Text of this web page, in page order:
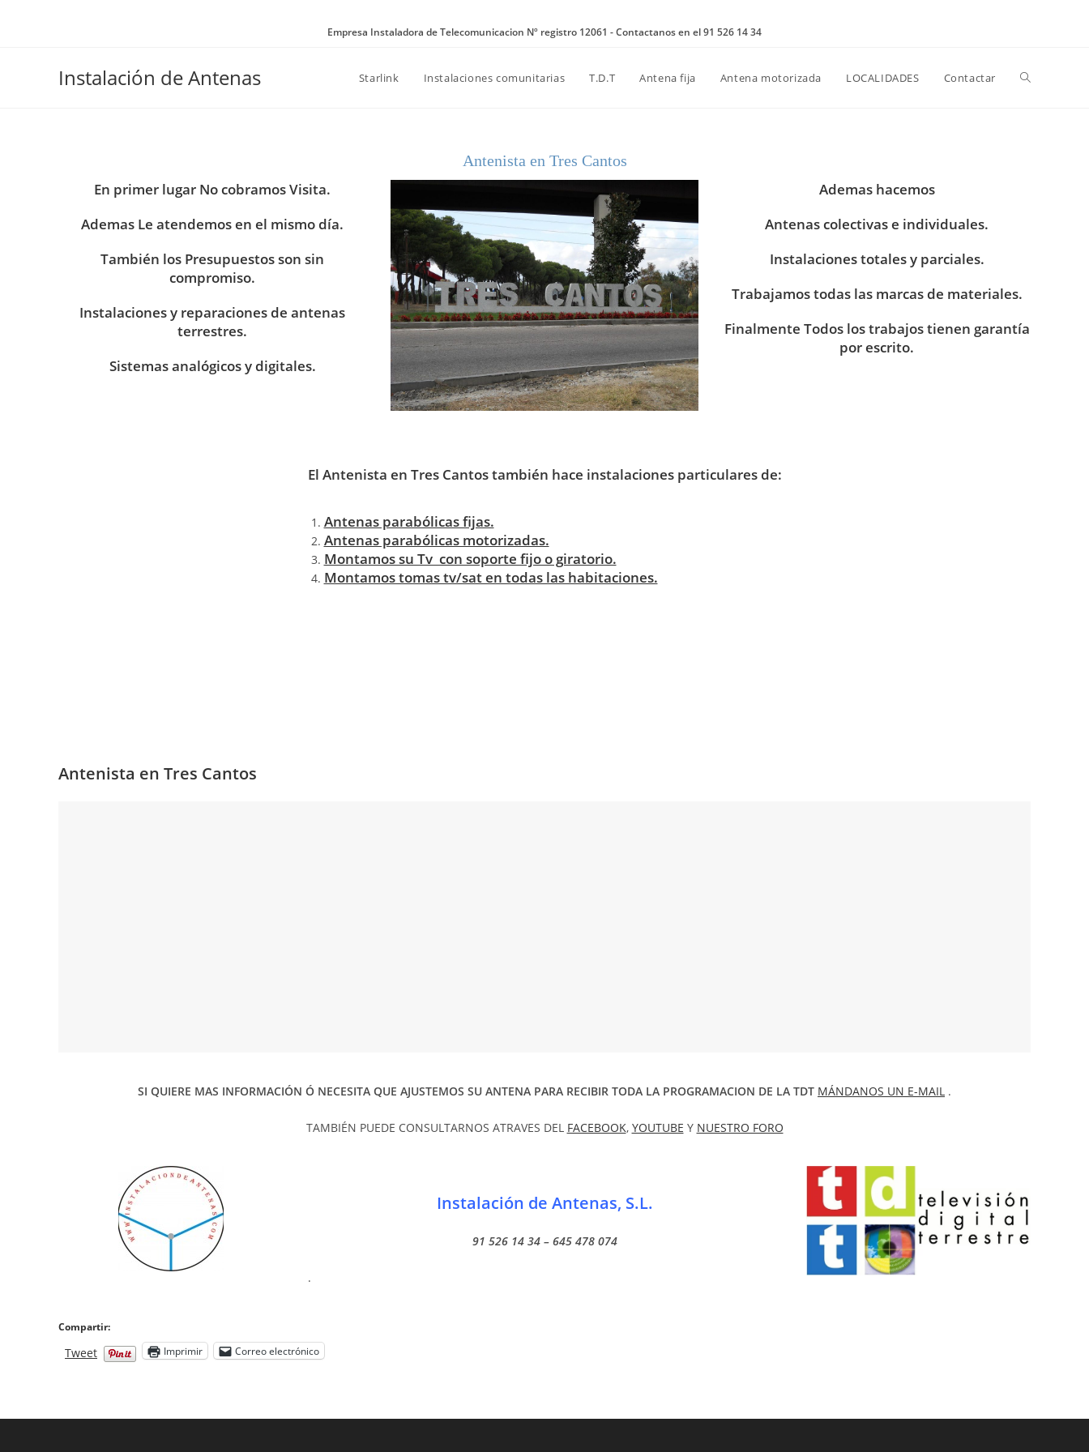
Empresa Instaladora de Telecomunicacion Nº registro 12061 - Contactanos en el 91 526 14 34
Instalación de Antenas Starlink Instalaciones comunitarias T.D.T Antena fija Antena motorizada LOCALIDADES Contactar Alternar
Antenista en Tres Cantos
En primer lugar No cobramos Visita.
Ademas Le atendemos en el mismo día.
También los Presupuestos son sin
compromiso.
Instalaciones y reparaciones de antenas
terrestres.
Sistemas analógicos y digitales.
Ademas hacemos
Antenas colectivas e individuales.
Instalaciones totales y parciales.
Trabajamos todas las marcas de materiales.
Finalmente Todos los trabajos tienen garantía
por escrito.
El Antenista en Tres Cantos también hace instalaciones particulares de:
Antenas parabólicas fijas.
Antenas parabólicas motorizadas.
Montamos su Tv con soporte fijo o giratorio.
Montamos tomas tv/sat en todas las habitaciones.
Antenista en Tres Cantos
SI QUIERE MAS INFORMACIÓN Ó NECESITA QUE AJUSTEMOS SU ANTENA PARA RECIBIR TODA LA PROGRAMACION DE LA TDT MÁNDANOS UN E-MAIL .
TAMBIÉN PUEDE CONSULTARNOS ATRAVES DEL FACEBOOK, YOUTUBE Y NUESTRO FORO
Instalación de Antenas, S.L.
91 526 14 34 – 645 478 074
.
Compartir:
Tweet Imprimir Correo electrónico